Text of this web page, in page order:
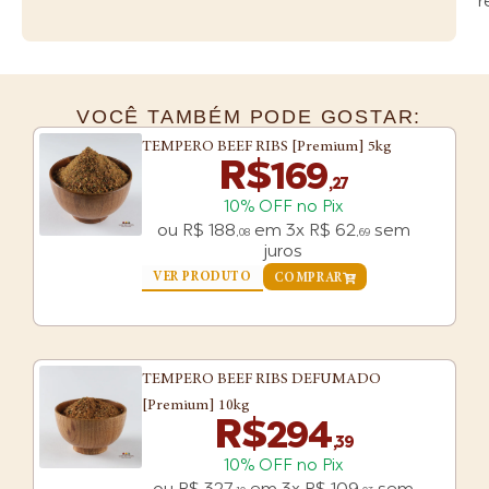
VOCÊ TAMBÉM PODE GOSTAR:
TEMPERO BEEF RIBS [Premium] 5kg
R$169,27
10% OFF no Pix
ou R$ 188 ,08em 3x R$ 62,69sem
juros
VER PRODUTO COMPRAR
TEMPERO BEEF RIBS DEFUMADO
[Premium] 10kg
R$294,39
10% OFF no Pix